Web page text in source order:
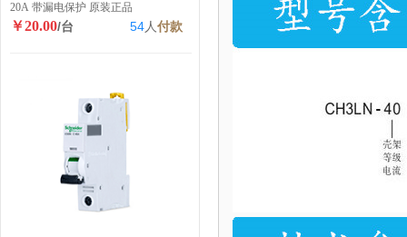
20A 带漏电保护 原装正品
￥20.00/台 54人付款